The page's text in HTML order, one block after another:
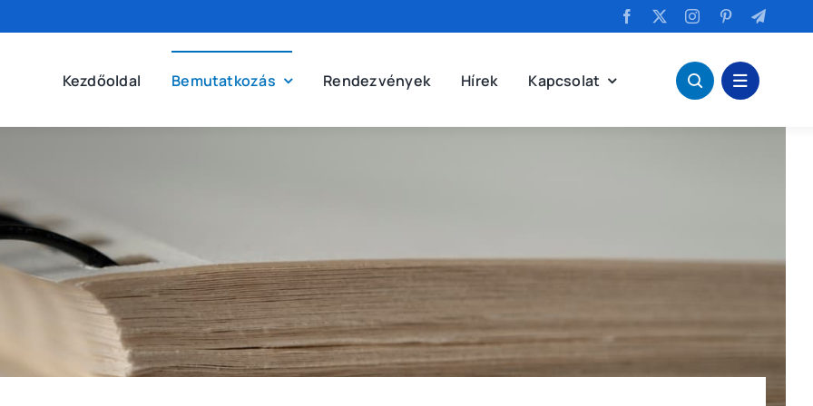
Kezdőoldal Bemutatkozás Rendezvények Hírek Kapcsolat